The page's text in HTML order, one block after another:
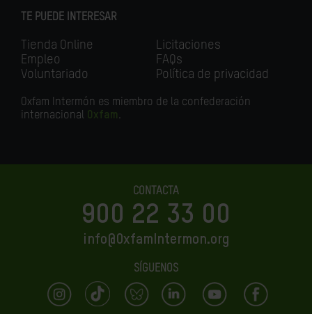
TE PUEDE INTERESAR
Tienda Online
Empleo
Voluntariado
Licitaciones
FAQs
Política de privacidad
Oxfam Intermón es miembro de la confederación
internacional Oxfam.
CONTACTA
900 22 33 00
info@OxfamIntermon.org
SÍGUENOS